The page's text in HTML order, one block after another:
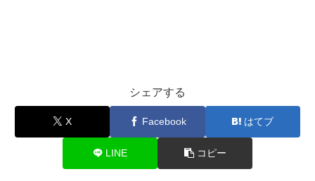
シェアする
X Facebook はてブ
LINE コピー